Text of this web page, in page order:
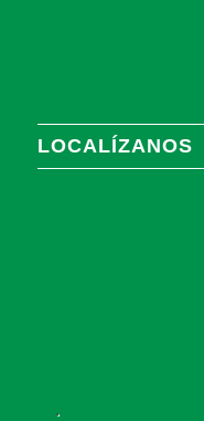
LOCALÍZANOS
.